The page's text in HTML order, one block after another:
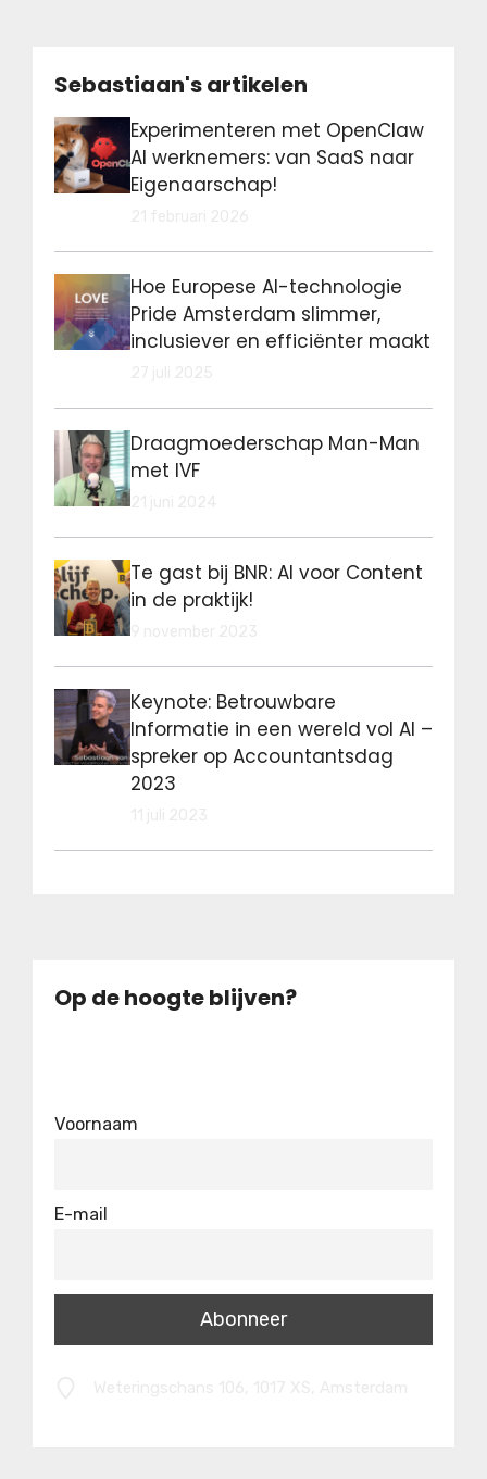
Sebastiaan's artikelen
Experimenteren met OpenClaw
AI werknemers: van SaaS naar
Eigenaarschap!
Hoe Europese AI-technologie
Pride Amsterdam slimmer,
inclusiever en efficiënter maakt
Draagmoederschap Man-Man
met IVF
Te gast bij BNR: AI voor Content
in de praktijk!
Keynote: Betrouwbare
Informatie in een wereld vol AI –
spreker op Accountantsdag
2023
Op de hoogte blijven?
Voornaam
E-mail